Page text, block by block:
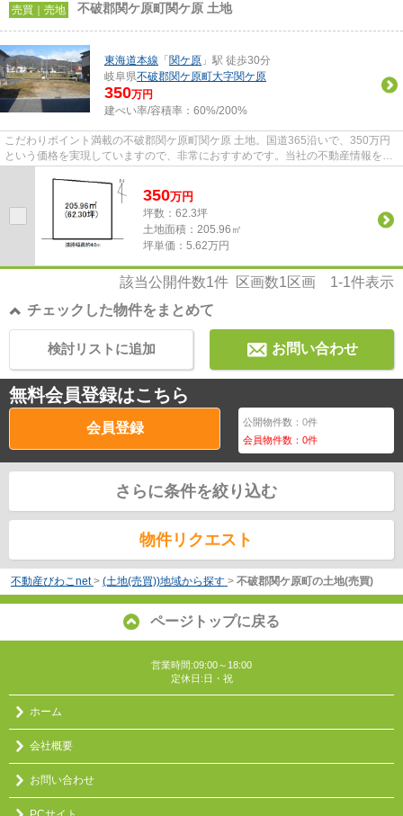
売買｜売地 不破郡関ケ原町関ケ原 土地
東海道本線 「 関ケ原 」駅 徒歩30分
岐阜県不破郡関ケ原町大字関ケ原
350万円
建ぺい率/容積率： 60%/200%
こだわりポイント満載の不破郡関ケ原町関ケ原 土地。国道365沿いで、350万円
という価格を実現していますので、非常におすすめです。当社の不動産情報をぜ
350万円
坪数：62.3坪
土地面積：205.96㎡
坪単価：5.62万円
該当公開件数1件 区画数1区画 1-1件表示
チェックした物件をまとめて
お問い合わせ
検討リストに追加
無料会員登録はこちら
会員登録 公開物件数：0件
会員物件数：0件
さらに条件を絞り込む
物件リクエスト
不動産びわこnet > (土地(売買))地域から探す > 不破郡関ケ原町の土地(売買)
ページトップに戻る
営業時間:09:00～18:00
定休日:日・祝
ホーム
会社概要
お問い合わせ